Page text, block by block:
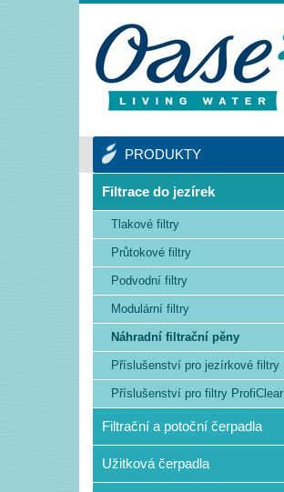
PRODUKTY
Filtrace do jezírek
Tlakové filtry
Průtokové filtry
Podvodní filtry
Modulární filtry
Náhradní filtrační pěny
Příslušenství pro jezírkové filtry
Příslušenství pro filtry ProfiClear
Filtrační a potoční čerpadla
Užitková čerpadla